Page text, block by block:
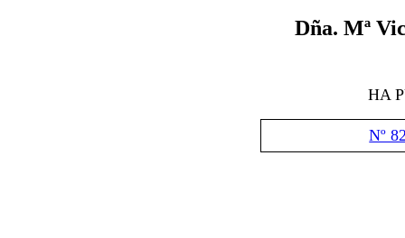
Dña. Mª
HA
Nº